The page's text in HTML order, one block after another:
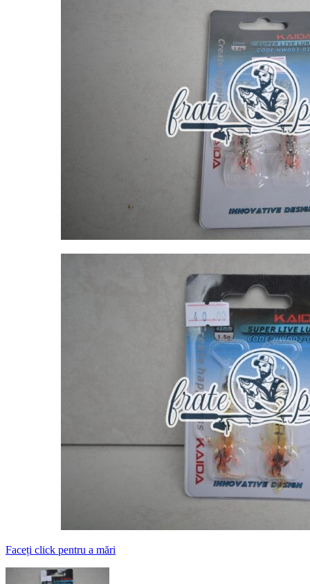
Faceți click pentru a mări